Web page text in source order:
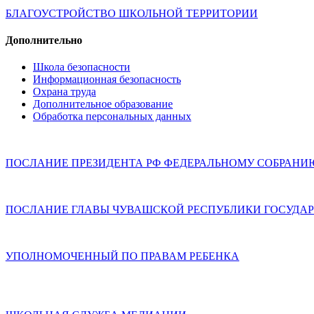
БЛАГОУСТРОЙСТВО ШКОЛЬНОЙ ТЕРРИТОРИИ
Дополнительно
Школа безопасности
Информационная безопасность
Охрана труда
Дополнительное образование
Обработка персональных данных
ПОСЛАНИЕ ПРЕЗИДЕНТА РФ ФЕДЕРАЛЬНОМУ
ПОСЛАНИЕ ГЛАВЫ ЧУВАШСКОЙ РЕСПУБЛИКИ
УПОЛНОМОЧЕННЫЙ ПО ПРАВАМ РЕБЕНКА